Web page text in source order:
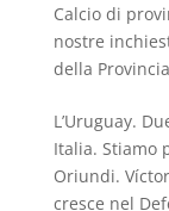
Calcio di
nostre
della Provincia
L’Uruguay.
Italia. Stiamo
Oriundi.
cresce nel